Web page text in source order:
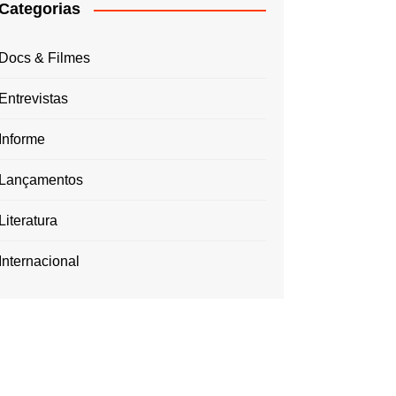
Docs & Filmes
Entrevistas
Informe
Lançamentos
Literatura
Internacional